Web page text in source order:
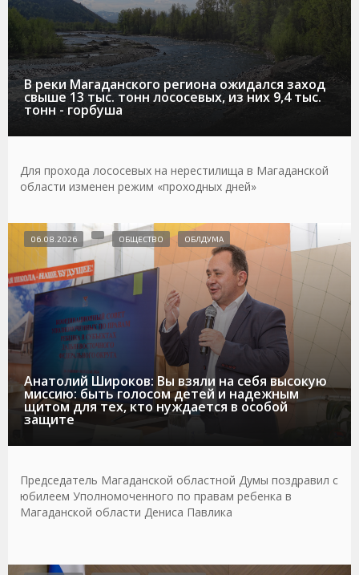
В реки Магаданского региона ожидался заход
свыше 13 тыс. тонн лососевых, из них 9,4 тыс.
тонн - горбуша
Для прохода лососевых на нерестилища в Магаданской
области изменен режим «проходных дней»
Анатолий Широков: Вы взяли на себя высокую
миссию: быть голосом детей и надежным
щитом для тех, кто нуждается в особой
защите
06.08.2026 ОБЩЕСТВО ОБЛДУМА
Председатель Магаданской областной Думы поздравил с
юбилеем Уполномоченного по правам ребенка в
Магаданской области Дениса Павлика